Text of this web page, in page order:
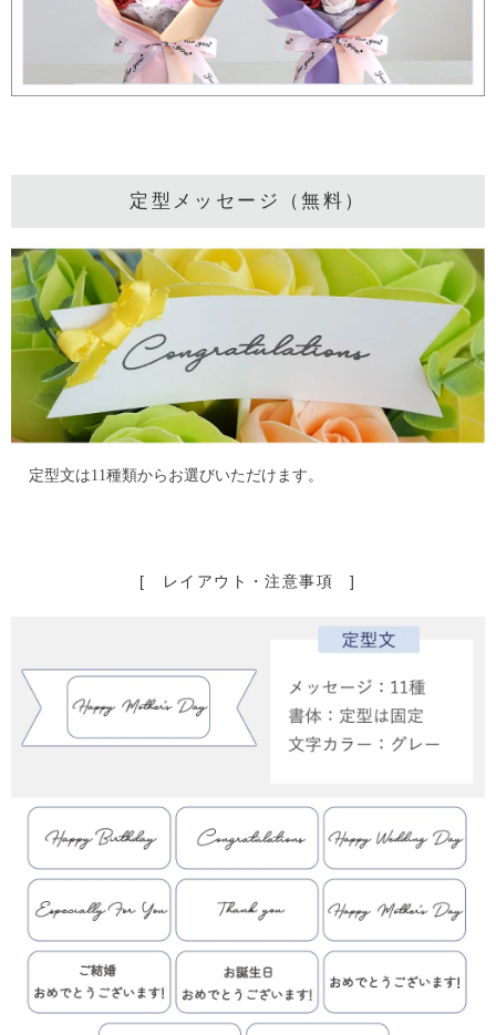
定型メッセージ（無料）
定型文は11種類からお選びいただけます。
[ レイアウト・注意事項 ]